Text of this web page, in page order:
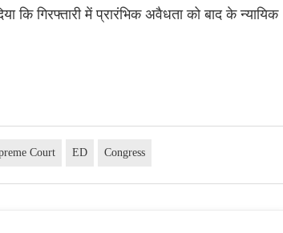
कि गिरफ्तारी में प्रारंभिक अवैधता को बाद के न्यायिक
Court ED Congress